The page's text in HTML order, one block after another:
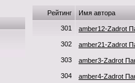
Рейтинг Имя автора
301 amber12-Zadrot
302 amber21-Zadrot
303 amber3-Zadrot
304 amber4-Zadrot